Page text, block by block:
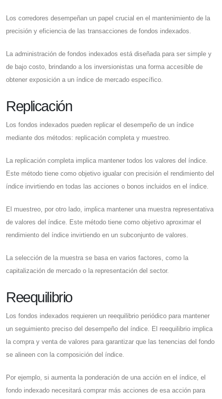
Los corredores desempeñan un papel crucial en el mantenimiento de la
precisión y eficiencia de las transacciones de fondos indexados.
La administración de fondos indexados está diseñada para ser simple y
de bajo costo, brindando a los inversionistas una forma accesible de
obtener exposición a un índice de mercado específico.
Replicación
Los fondos indexados pueden replicar el desempeño de un índice
mediante dos métodos: replicación completa y muestreo.
La replicación completa implica mantener todos los valores del índice.
Este método tiene como objetivo igualar con precisión el rendimiento del
índice invirtiendo en todas las acciones o bonos incluidos en el índice.
El muestreo, por otro lado, implica mantener una muestra representativa
de valores del índice. Este método tiene como objetivo aproximar el
rendimiento del índice invirtiendo en un subconjunto de valores.
La selección de la muestra se basa en varios factores, como la
capitalización de mercado o la representación del sector.
Reequilibrio
Los fondos indexados requieren un reequilibrio periódico para mantener
un seguimiento preciso del desempeño del índice. El reequilibrio implica
la compra y venta de valores para garantizar que las tenencias del fondo
se alineen con la composición del índice.
Por ejemplo, si aumenta la ponderación de una acción en el índice, el
fondo indexado necesitará comprar más acciones de esa acción para